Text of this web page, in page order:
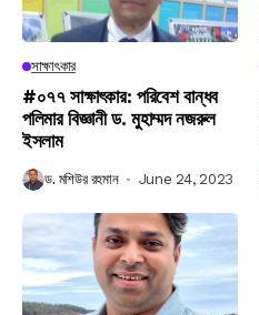
সাক্ষাৎকার
#০৭৭ সাক্ষাৎকার: পরিবেশ বান্ধব
পলিমার বিজ্ঞানী ড. মুহাম্মদ নজরুল
ইসলাম
ড. মশিউর রহমান June 24, 2023